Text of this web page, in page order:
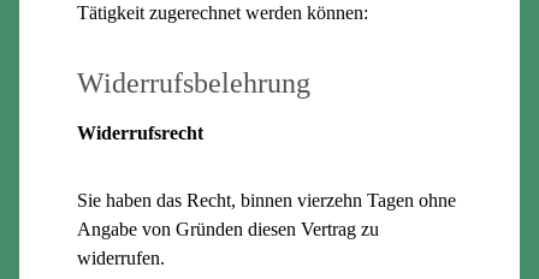
Tätigkeit zugerechnet werden können:
Widerrufsbelehrung
Widerrufsrecht
Sie haben das Recht, binnen vierzehn Tagen ohne
Angabe von Gründen diesen Vertrag zu
widerrufen.